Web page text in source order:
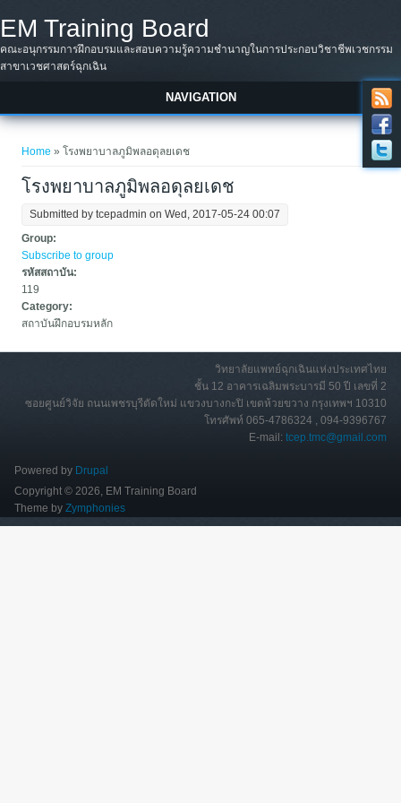
EM Training Board
คณะอนุกรรมการฝึกอบรมและสอบความรู้ความชำนาญในการประกอบวิชาชีพเวชกรรม
สาขาเวชศาสตร์ฉุกเฉิน
NAVIGATION
You are here
Home » โรงพยาบาลภูมิพลอดุลยเดช
โรงพยาบาลภูมิพลอดุลยเดช
Submitted bytcepadmin on Wed, 2017-05-24 00:07
Group:
Subscribe to group
รหัสสถาบัน:
119
Category:
สถาบันฝึกอบรมหลัก
วิทยาลัยแพทย์ฉุกเฉินแห่งประเทศไทย
ชั้น 12 อาคารเฉลิมพระบารมี 50 ปี เลขที่ 2
ซอยศูนย์วิจัย ถนนเพชรบุรีตัดใหม่ แขวงบางกะปิ เขตห้วยขวาง กรุงเทพฯ 10310
โทรศัพท์ 065-4786324 , 094-9396767
E-mail:tcep.tmc@gmail.com
Powered by Drupal
Copyright © 2026, EM Training Board
Theme by Zymphonies